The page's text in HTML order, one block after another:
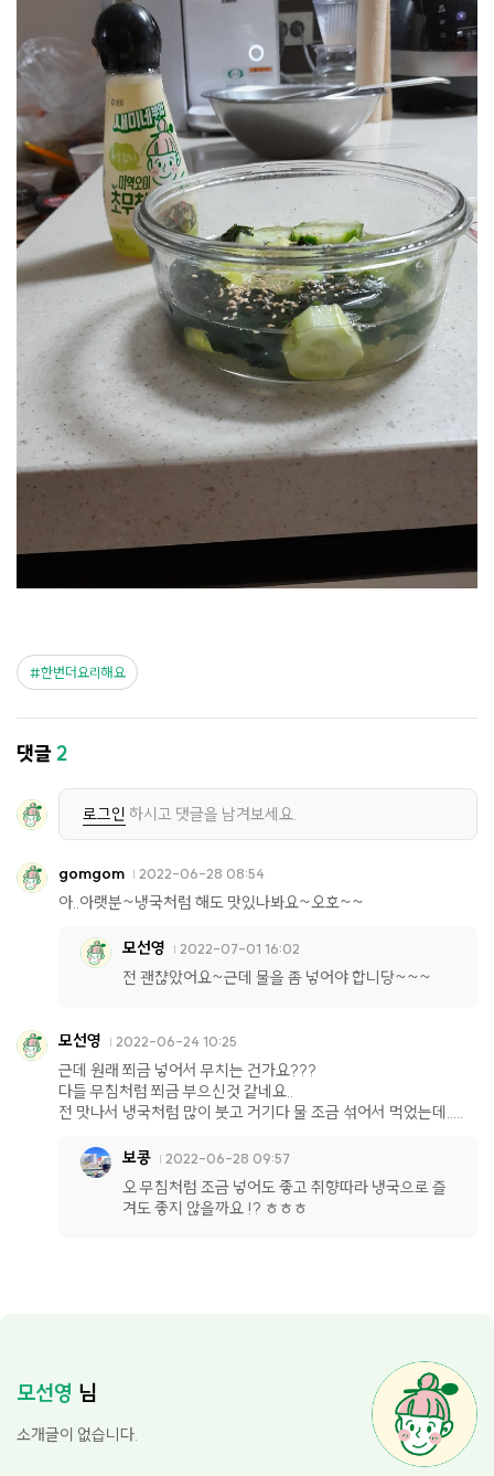
한번더요리해요
댓글2
로그인 하시고 댓글을 남겨보세요.
gomgom 2022-06-28 08:54
아..아랫분~냉국처럼 해도 맛있나봐요~오호~~
모선영 2022-07-01 16:02
전 괜챦았어요~근데 물을 좀 넣어야 합니당~~~
모선영 2022-06-24 10:25
근데 원래 쬐금 넣어서 무치는 건가요???
다들 무침처럼 쬐금 부으신것 같네요..
전 맛나서 냉국처럼 많이 붓고 거기다 물 조금 섞어서 먹었는데.....
보콩 2022-06-28 09:57
오 무침처럼 조금 넣어도 좋고 취향따라 냉국으로 즐
겨도 좋지 않을까요 !? ㅎㅎㅎ
모선영 님
소개글이 없습니다.